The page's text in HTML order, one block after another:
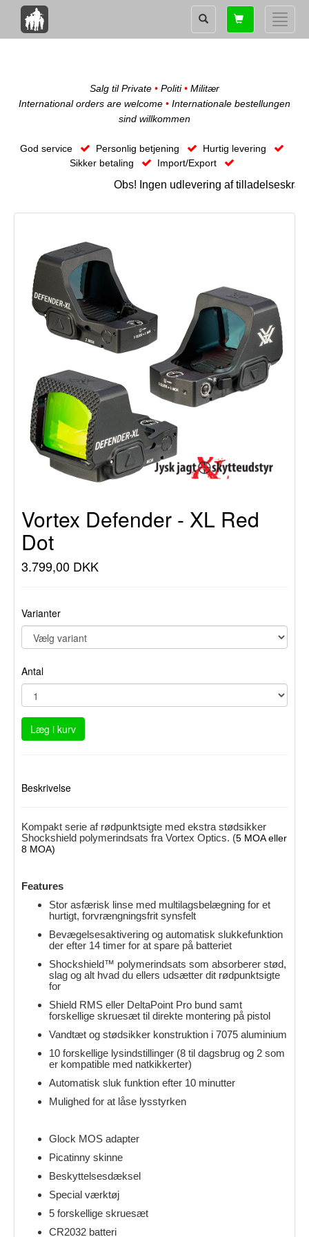
Toggle
Shopping
card
Salg til Private • Politi• Militær
International orders are welcome • Internationale bestellungen
sind willkommen
God service Personlig betjening
Hurtig levering
Sikker betaling
Import/Export
Obs! Ingen udlevering af
Vortex Defender - XL Red
Dot
3.799,00 DKK
Varianter
Antal
Læg i kurv
Beskrivelse
Kompakt serie af rødpunktsigte med ekstra stødsikker
Shockshield polymerindsats fra Vortex Optics. (5 MOA eller
8 MOA)
Features
Stor asfærisk linse med multilagsbelægning for et
hurtigt, forvrængningsfrit synsfelt
Bevægelsesaktivering og automatisk slukkefunktion
der efter 14 timer for at spare på batteriet
Shockshield™ polymerindsats som absorberer stød,
slag og alt hvad du ellers udsætter dit rødpunktsigte
for
Shield RMS eller DeltaPoint Pro bund samt
forskellige skruesæt til direkte montering på pistol
Vandtæt og stødsikker konstruktion i 7075 aluminium
10 forskellige lysindstillinger (8 til dagsbrug og 2 som
er kompatible med natkikkerter)
Automatisk sluk funktion efter 10 minutter
Mulighed for at låse lysstyrken
Glock MOS adapter
Picatinny skinne
Beskyttelsesdæksel
Special værktøj
5 forskellige skruesæt
CR2032 batteri